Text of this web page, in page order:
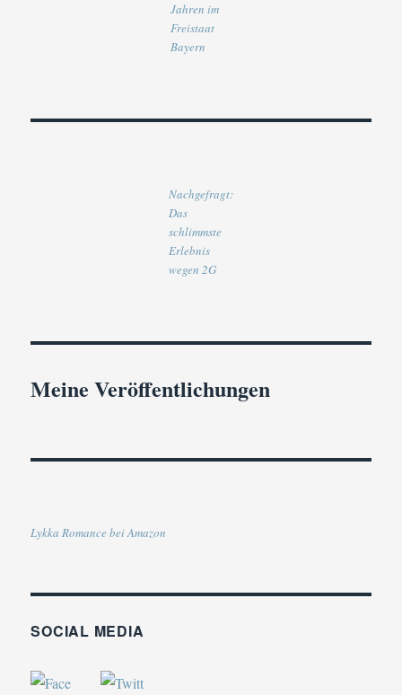
Jahren im
Freistaat
Bayern
Nachgefragt:
Das
schlimmste
Erlebnis
wegen 2G
Meine Veröffentlichungen
Lykka Romance bei Amazon
SOCIAL MEDIA